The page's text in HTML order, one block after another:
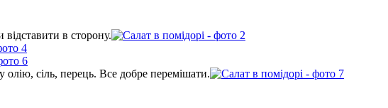
в сторону.
олію, сіль, перець. Все добре перемішати.